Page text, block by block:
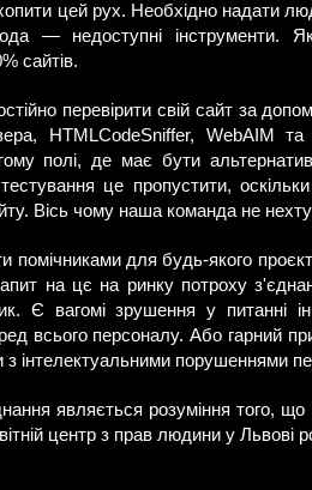
цей рух. Необхідно надати
— недоступні інструменти.
сайтів.
перевірити свій сайт за
HTMLCodeSniffer, WebAIM
полі, де має бути
тестування це пропустити,
Вісь чому наша команда не
помічниками для будь-якого
на цє на ринку потроху
Є вагомі зрушення у питанні
всього персоналу. Або
інтелектуальними порушеннями
являється розуміння того,
центр з прав людини у Львові